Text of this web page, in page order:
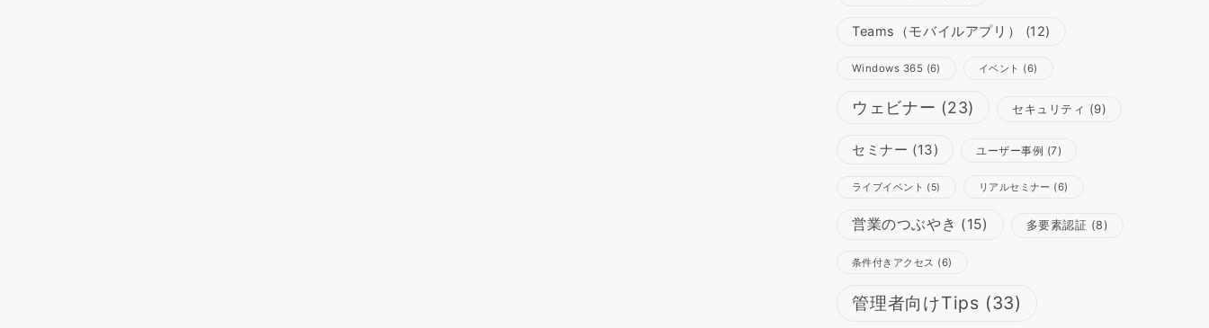
Teams（モバイルアプリ） (12)
Windows 365 (6) イベント (6)
ウェビナー (23) セキュリティ (9)
セミナー (13) ユーザー事例 (7)
ライブイベント (5) リアルセミナー (6)
営業のつぶやき (15) 多要素認証 (8)
条件付きアクセス (6)
管理者向けTips (33)